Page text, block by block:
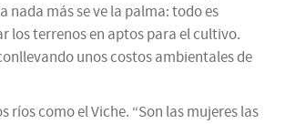
más se ve la palma: todo es
los terrenos en aptos para el cultivo.
unos costos ambientales de
como el Viche. “Son las mujeres las